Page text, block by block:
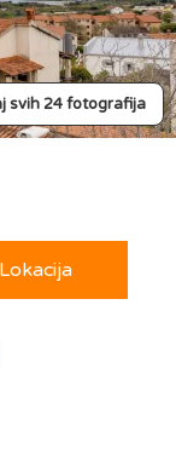
svih 24 fotografija
Lokacija